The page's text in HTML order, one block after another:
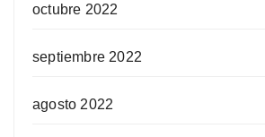
octubre 2022
septiembre 2022
agosto 2022